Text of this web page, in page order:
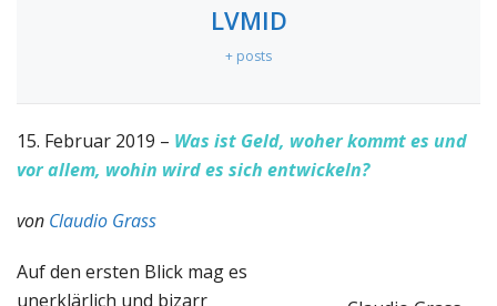
LVMID
+ posts
15. Februar 2019 – Was ist Geld, woher kommt es und
vor allem, wohin wird es sich entwickeln?
von Claudio Grass
Auf den ersten Blick mag es
unerklärlich und bizarr